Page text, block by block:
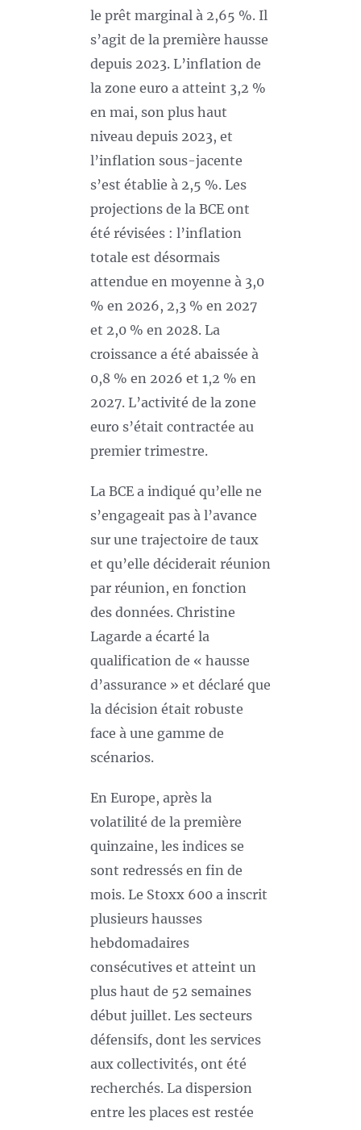
le prêt marginal à 2,65 %. Il
s’agit de la première hausse
depuis 2023. L’inflation de
la zone euro a atteint 3,2 %
en mai, son plus haut
niveau depuis 2023, et
l’inflation sous-jacente
s’est établie à 2,5 %. Les
projections de la BCE ont
été révisées : l’inflation
totale est désormais
attendue en moyenne à 3,0
% en 2026, 2,3 % en 2027
et 2,0 % en 2028. La
croissance a été abaissée à
0,8 % en 2026 et 1,2 % en
2027. L’activité de la zone
euro s’était contractée au
premier trimestre.
La BCE a indiqué qu’elle ne
s’engageait pas à l’avance
sur une trajectoire de taux
et qu’elle déciderait réunion
par réunion, en fonction
des données. Christine
Lagarde a écarté la
qualification de « hausse
d’assurance » et déclaré que
la décision était robuste
face à une gamme de
scénarios.
En Europe, après la
volatilité de la première
quinzaine, les indices se
sont redressés en fin de
mois. Le Stoxx 600 a inscrit
plusieurs hausses
hebdomadaires
consécutives et atteint un
plus haut de 52 semaines
début juillet. Les secteurs
défensifs, dont les services
aux collectivités, ont été
recherchés. La dispersion
entre les places est restée